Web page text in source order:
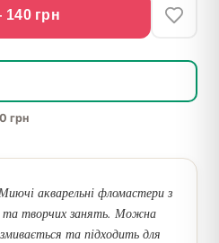
140грн
грн
акварельні фломастери з
та творчих занять. Можна
та підходить для